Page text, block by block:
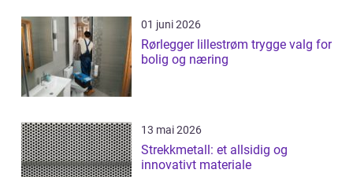
01 juni 2026
Rørlegger lillestrøm trygge valg for
bolig og næring
13 mai 2026
Strekkmetall: et allsidig og
innovativt materiale